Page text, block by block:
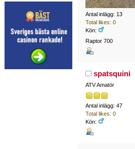
Antal inlägg: 13
Total likes: 0
Kön:
Raptor 700
spatsquini
ATV Amatör
Antal inlägg: 47
Total likes: 0
Kön: